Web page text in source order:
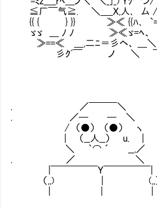
≦厂￣气≧. ＼＿_Ｘ,人､ 厶 / r
{{ { } }} ≫≪ {{ﾊ､
ゞゞ ＿ ﾉ ﾉ ≫≪ゞ=ﾍ、
≫==≪ ＿,二ﾆ＝彡ヘ、 ＿＼
彡ｸﾞ￣ ノ ＼ ￣￣
. ／￣￣￣＼
. ／─ ─ ＼
/ （●） （●） ヽ ホント、
| （__人__） u. |
＼ ｀⌒ ´ __,／
. ／ ＼
|￣￣￣￣￣Ｙ￣￣￣￣￣|
（,,) | (,,